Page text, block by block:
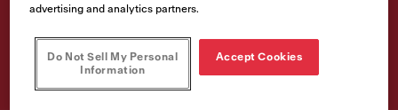
131.0640.710
advertising and analytics partners.
Do Not Sell My Personal
Information
Accept Cookies